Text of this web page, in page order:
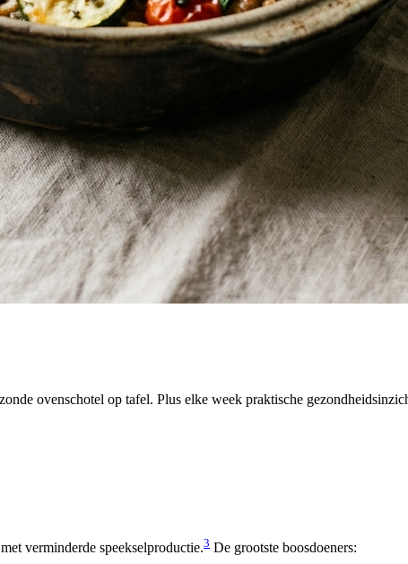
ovenschotel op tafel. Plus elke week praktische
verminderde speekselproductie.3 De grootste boosdoeners: